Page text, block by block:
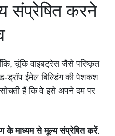
संप्रेषित करने
चूंकि वाइबट्रेस जैसे परिष्कृत
ड्रॉप ईमेल बिल्डिंग की पेशकश
हैं कि वे इसे अपने दम पर
के माध्यम से मूल्य संप्रेषित करें.